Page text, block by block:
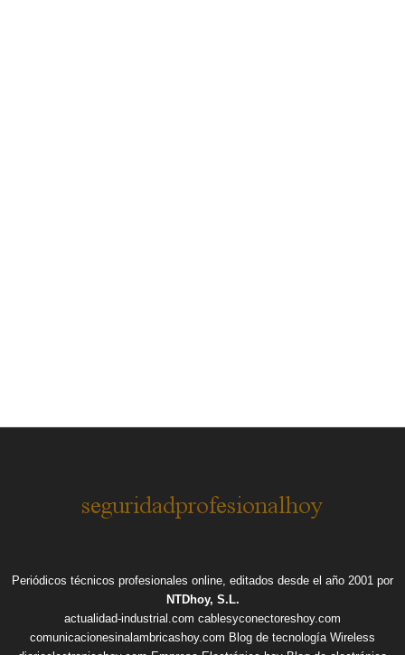
Periódicos técnicos profesionales online, editados desde el año 2001 por
NTDhoy, S.L.
actualidad-industrial.com cablesyconectoreshoy.com
comunicacionesinalambricashoy.com Blog de tecnología Wireless